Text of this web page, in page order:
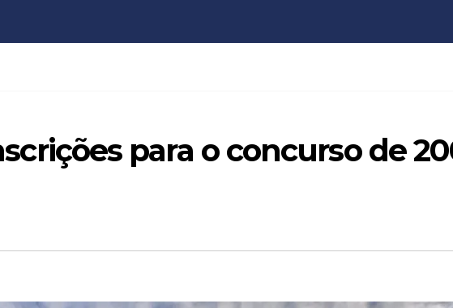
para o concurso de